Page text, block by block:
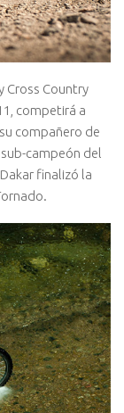
Cross Country
competirá a
compañero de
campeón del
finalizó la